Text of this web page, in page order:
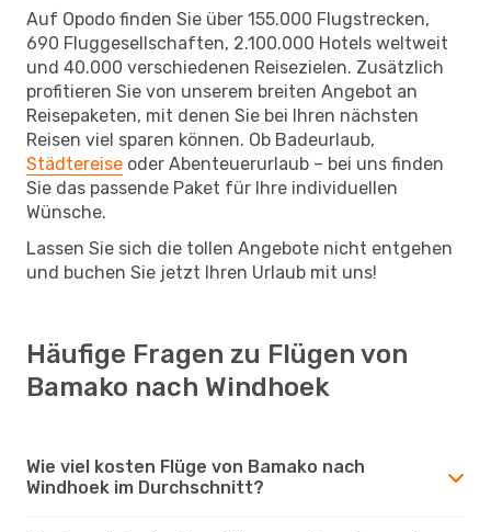
Auf Opodo finden Sie über 155.000 Flugstrecken,
690 Fluggesellschaften, 2.100.000 Hotels weltweit
und 40.000 verschiedenen Reisezielen. Zusätzlich
profitieren Sie von unserem breiten Angebot an
Reisepaketen, mit denen Sie bei Ihren nächsten
Reisen viel sparen können. Ob Badeurlaub,
Städtereise oder Abenteuerurlaub – bei uns finden
Sie das passende Paket für Ihre individuellen
Wünsche.
Lassen Sie sich die tollen Angebote nicht entgehen
und buchen Sie jetzt Ihren Urlaub mit uns!
Häufige Fragen zu Flügen von
Bamako nach Windhoek
Wie viel kosten Flüge von Bamako nach
Windhoek im Durchschnitt?